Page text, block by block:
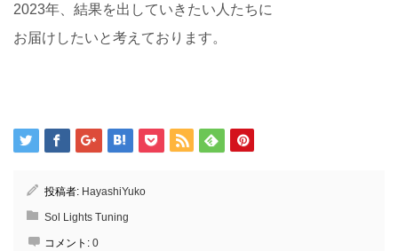
2023年、結果を出していきたい人たちに
お届けしたいと考えております。
投稿者: HayashiYuko
Sol Lights Tuning
コメント: 0